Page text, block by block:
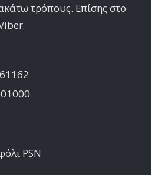
τρόπους. Επίσης στο
PSN